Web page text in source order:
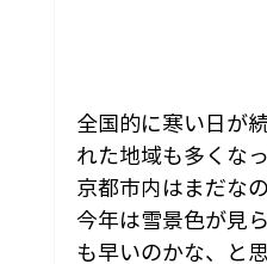
全国的に寒い日が
れた地域も多くな
京都市内はまだな
今年は雪景色が見
も早いのかな、と